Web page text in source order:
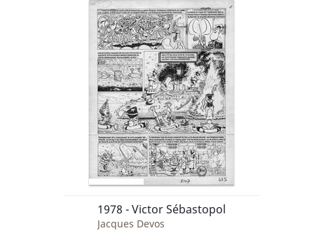
1978 - Victor Sébastopol
Jacques Devos